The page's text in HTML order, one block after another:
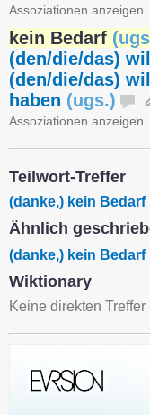
Assoziationen anzeigen
kein Bedarf (
(den/die/das)
(den/die/das)
haben (ugs.)
Assoziationen anzeigen
Teilwort-Treffer
(danke,) kein Bedarf
Ähnlich
(danke,) kein Bedarf
Wiktionary
Keine direkten Treffer